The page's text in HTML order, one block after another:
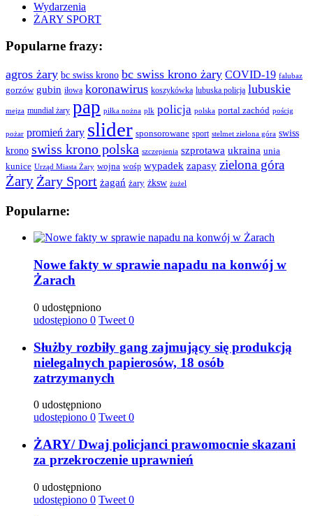
Wydarzenia
ŻARY SPORT
Popularne frazy:
agros żary bc swiss krono bc swiss krono żary COVID-19 falubaz
gorzów gubin iłowa koronawirus koszykówka lubuska policja lubuskie
mejza mundial żary pap piłka nożna plk policja polska portal zachód pościg
pożar promień żary slider sponsorowane sport stelmet zielona góra swiss
krono swiss krono polska szczepienia szprotawa ukraina unia
kunice Urząd Miasta Żary wojna wośp wypadek zapasy zielona góra
Żary Żary Sport żagań żary żksw żużel
Popularne:
Nowe fakty w sprawie napadu na konwój w
Żarach
0 udostępniono
udostępiono 0 Tweet 0
Służby rozbiły gang zajmujący się produkcją
nielegalnych papierosów, 18 osób
zatrzymanych
0 udostępniono
udostępiono 0 Tweet 0
ŻARY/ Dwaj policjanci prawomocnie skazani
za przekroczenie uprawnień
0 udostępniono
udostępiono 0 Tweet 0